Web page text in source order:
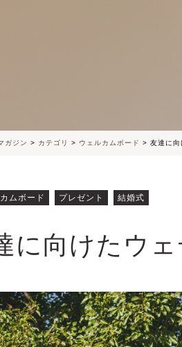
ガジン > カテゴリ > ウェルカムボード > 友達に
ムボード プレゼント 結婚式
に向けたウ